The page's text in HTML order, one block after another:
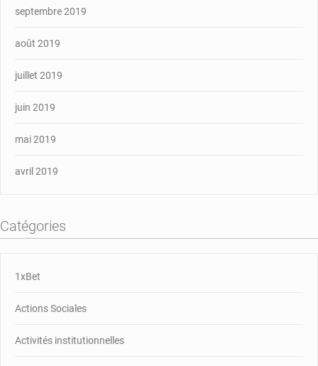
septembre 2019
août 2019
juillet 2019
juin 2019
mai 2019
avril 2019
Catégories
1xBet
Actions Sociales
Activités institutionnelles